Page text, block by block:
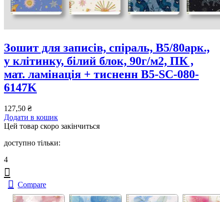
Зошит для записів, спiраль, В5/80арк.,
у клітинку, білий блок, 90г/м2, ПК ,
мат. ламінація + тисненн B5-SC-080-
6147K
127,50 ₴
Додати в кошик
Цей товар скоро закінчиться
доступно тільки:
4
Compare